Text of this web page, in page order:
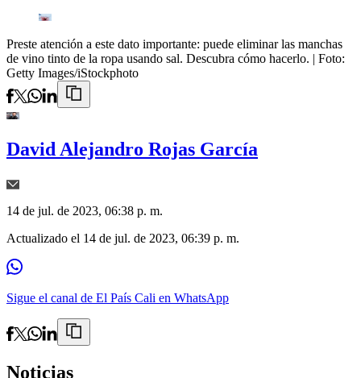
Preste atención a este dato importante: puede eliminar las manchas
de vino tinto de la ropa usando sal. Descubra cómo hacerlo. | Foto:
Getty Images/iStockphoto
David Alejandro Rojas García
14 de jul. de 2023, 06:38 p. m.
Actualizado el 14 de jul. de 2023, 06:39 p. m.
Sigue el canal de El País Cali en WhatsApp
Noticias